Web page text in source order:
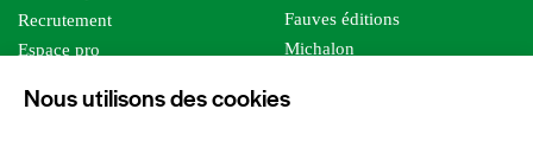
Nous utilisons des cookies
Recrutement
Espace pro
Foreign rights
Fauves éditions
Michalon
Editions Sutton